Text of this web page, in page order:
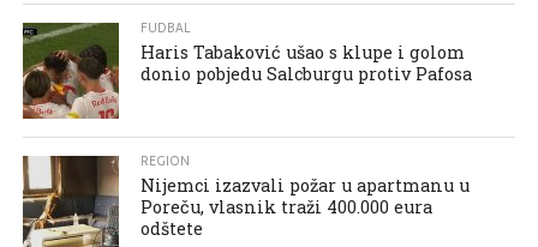
FUDBAL
Haris Tabaković ušao s klupe i golom
donio pobjedu Salcburgu protiv Pafosa
REGION
Nijemci izazvali požar u apartmanu u
Poreču, vlasnik traži 400.000 eura
odštete